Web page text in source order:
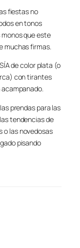
fiestas no
en tonos
que este
muchas firmas.
de color plata (o
con tirantes
prendas para las
tendencias de
o las novedosas
pisando